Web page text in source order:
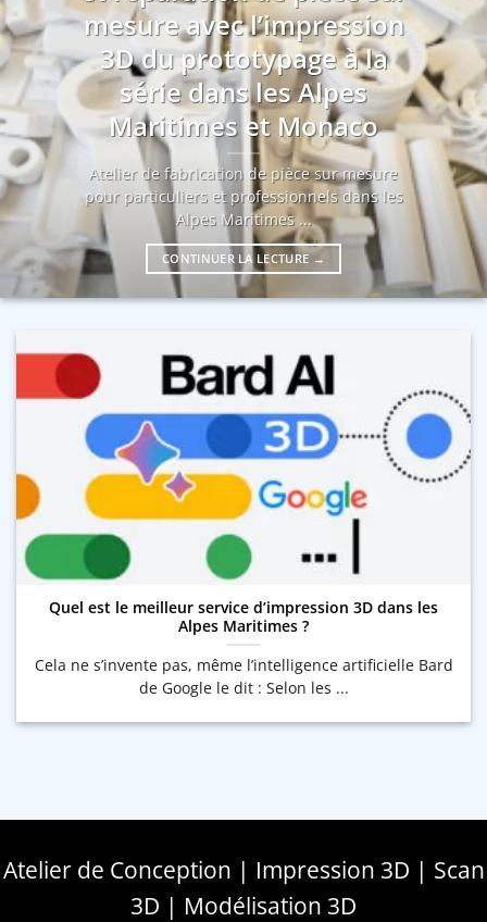
mesure avec l’impression
3D du prototypage à la
série dans les Alpes
Maritimes et Monaco
Atelier de fabrication de pièce sur mesure
pour particuliers et professionnels dans les
Alpes Maritimes ...
CONTINUER LA LECTURE →
Quel est le meilleur service d’impression 3D dans les
Alpes Maritimes ?
Cela ne s’invente pas, même l’intelligence artificielle Bard
de Google le dit : Selon les ...
Atelier de Conception | Impression 3D | Scan
3D | Modélisation 3D